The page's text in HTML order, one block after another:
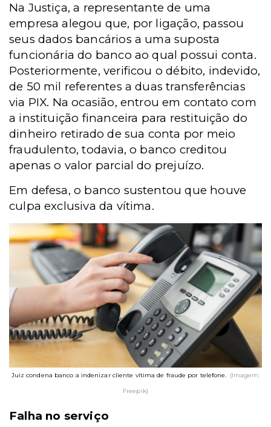
Na Justiça, a representante de uma
empresa alegou que, por ligação, passou
seus dados bancários a uma suposta
funcionária do banco ao qual possui conta.
Posteriormente, verificou odébito, indevido,
de 50 mil referentes a duas transferências
via PIX. Na ocasião, entrou em contato com
a instituição financeira para restituição do
dinheiro retirado de sua conta por meio
fraudulento, todavia, o banco creditou
apenas o valor parcial do prejuízo.
Em defesa, o banco sustentou que houve
culpa exclusiva da vítima.
Juiz condena banco a indenizar cliente vítima de fraude por telefone.
(Imagem:
Freepik)
Falha no serviço